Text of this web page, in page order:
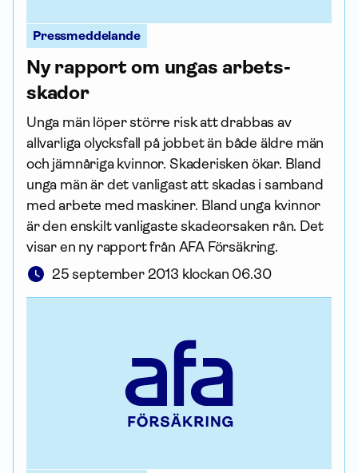
Pressmeddelande
Ny rapport om ungas arbets­
skador
Unga män löper större risk att drabbas av
allvarliga olycksfall på jobbet än både äldre män
och jämnåriga kvinnor. Skaderisken ökar. Bland
unga män är det vanligast att skadas i samband
med arbete med maskiner. Bland unga kvinnor
är den enskilt vanligaste skadeorsaken rån. Det
visar en ny rapport från AFA För­säkring.
25 september 2013 klockan 06.30